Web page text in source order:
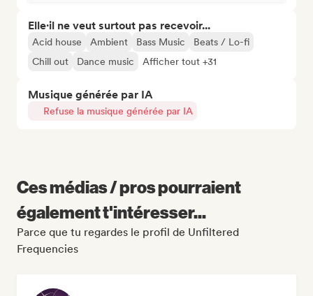
Elle·il ne veut surtout pas recevoir...
Acid house Ambient Bass Music
Beats / Lo-fi
Chill out
Dance music Afficher tout +31
Musique générée par IA
Refuse la musique générée par IA
Ces médias / pros pourraient
également t'intéresser...
Parce que tu regardes le profil de Unfiltered
Frequencies